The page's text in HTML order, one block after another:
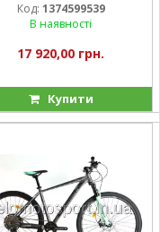
Код: 1374599539
В наявності
17 920,00 грн.
Купити